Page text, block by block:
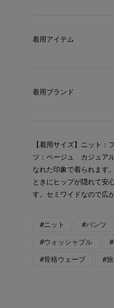
着用アイテム
着用ブランド
【着用サイズ】ニット
ツ：ベージュ カジュア
なれた印象で着られます
ときにヒップが隠れて安
す。セミワイドなので広
#ニット #パンツ
#ウォッシャブル
#骨格ウェーブ #